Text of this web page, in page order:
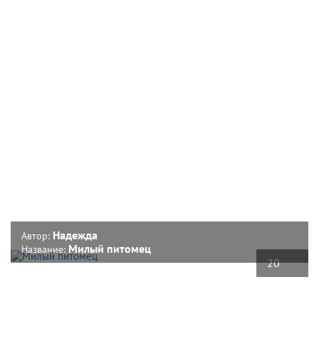
20
Автор: Надежда
Название: Милый питомец